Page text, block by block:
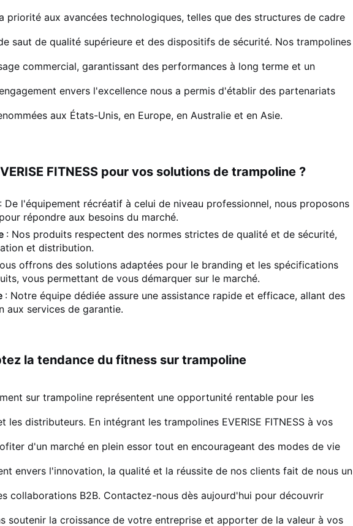
priorité aux avancées technologiques, telles que des structures de cadre
saut de qualité supérieure et des dispositifs de sécurité. Nos trampolines
commercial, garantissant des performances à long terme et un
envers l'excellence nous a permis d'établir des partenariats
aux États-Unis, en Europe, en Australie et en Asie.
FITNESS pour vos solutions de trampoline ?
: De l'équipement récréatif à celui de niveau professionnel, nous proposons
répondre aux besoins du marché.
: Nos produits respectent des normes strictes de qualité et de sécurité,
et distribution.
offrons des solutions adaptées pour le branding et les spécifications
vous permettant de vous démarquer sur le marché.
: Notre équipe dédiée assure une assistance rapide et efficace, allant des
aux services de garantie.
la tendance du fitness sur trampoline
sur trampoline représentent une opportunité rentable pour les
les distributeurs. En intégrant les trampolines EVERISE FITNESS à vos
d'un marché en plein essor tout en encourageant des modes de vie
envers l'innovation, la qualité et la réussite de nos clients fait de nous un
collaborations B2B. Contactez-nous dès aujourd'hui pour découvrir
soutenir la croissance de votre entreprise et apporter de la valeur à vos